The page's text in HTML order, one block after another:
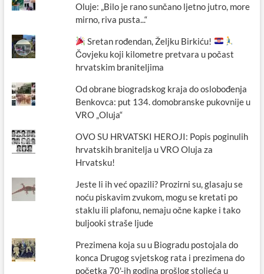
Oluje: „Bilo je rano sunčano ljetno jutro, more
mirno, riva pusta...“
Sretan rođendan, Željku Birkiću!
Čovjeku koji kilometre pretvara u počast
hrvatskim braniteljima
Od obrane biogradskog kraja do oslobođenja
Benkovca: put 134. domobranske pukovnije u
VRO „Oluja“
OVO SU HRVATSKI HEROJI: Popis poginulih
hrvatskih branitelja u VRO Oluja za
Hrvatsku!
Jeste li ih već opazili? Prozirni su, glasaju se
noću piskavim zvukom, mogu se kretati po
staklu ili plafonu, nemaju očne kapke i tako
buljooki straše ljude
Prezimena koja su u Biogradu postojala do
konca Drugog svjetskog rata i prezimena do
početka 70'-ih godina prošlog stoljeća u